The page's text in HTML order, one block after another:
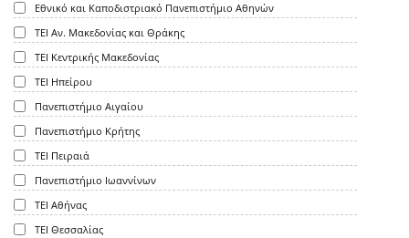
Εθνικό και Καποδιστριακό Πανεπιστήμιο Αθηνών
ΤΕΙ Αν. Μακεδονίας και Θράκης
ΤΕΙ Κεντρικής Μακεδονίας
ΤΕΙ Ηπείρου
Πανεπιστήμιο Αιγαίου
Πανεπιστήμιο Κρήτης
ΤΕΙ Πειραιά
Πανεπιστήμιο Ιωαννίνων
ΤΕΙ Αθήνας
ΤΕΙ Θεσσαλίας